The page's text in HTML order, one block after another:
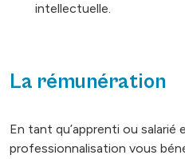
intellectuelle.
La rémunération
En tant qu’apprenti ou salarié
professionnalisation vous